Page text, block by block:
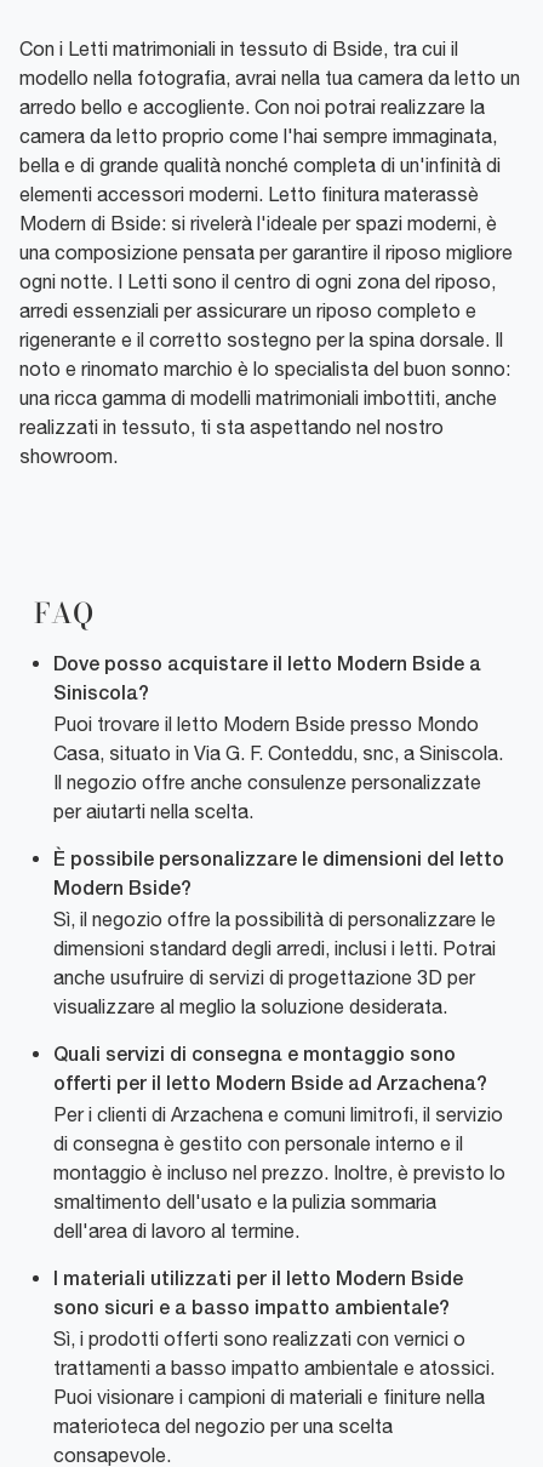
Con i Letti matrimoniali in tessuto di Bside, tra cui il
modello nella fotografia, avrai nella tua camera da letto un
arredo bello e accogliente. Con noi potrai realizzare la
camera da letto proprio come l'hai sempre immaginata,
bella e di grande qualità nonché completa di un'infinità di
elementi accessori moderni. Letto finitura materassè
Modern di Bside: si rivelerà l'ideale per spazi moderni, è
una composizione pensata per garantire il riposo migliore
ogni notte. I Letti sono il centro di ogni zona del riposo,
arredi essenziali per assicurare un riposo completo e
rigenerante e il corretto sostegno per la spina dorsale. Il
noto e rinomato marchio è lo specialista del buon sonno:
una ricca gamma di modelli matrimoniali imbottiti, anche
realizzati in tessuto, ti sta aspettando nel nostro
showroom.
FAQ
Dove posso acquistare il letto Modern Bside a
Siniscola?
Puoi trovare il letto Modern Bside presso Mondo
Casa, situato in Via G. F. Conteddu, snc, a Siniscola.
Il negozio offre anche consulenze personalizzate
per aiutarti nella scelta.
È possibile personalizzare le dimensioni del letto
Modern Bside?
Sì, il negozio offre la possibilità di personalizzare le
dimensioni standard degli arredi, inclusi i letti. Potrai
anche usufruire di servizi di progettazione 3D per
visualizzare al meglio la soluzione desiderata.
Quali servizi di consegna e montaggio sono
offerti per il letto Modern Bside ad Arzachena?
Per i clienti di Arzachena e comuni limitrofi, il servizio
di consegna è gestito con personale interno e il
montaggio è incluso nel prezzo. Inoltre, è previsto lo
smaltimento dell'usato e la pulizia sommaria
dell'area di lavoro al termine.
I materiali utilizzati per il letto Modern Bside
sono sicuri e a basso impatto ambientale?
Sì, i prodotti offerti sono realizzati con vernici o
trattamenti a basso impatto ambientale e atossici.
Puoi visionare i campioni di materiali e finiture nella
materioteca del negozio per una scelta
consapevole.